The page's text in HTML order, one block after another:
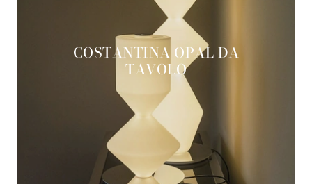
COSTANTINA OPAL DA
TAVOLO